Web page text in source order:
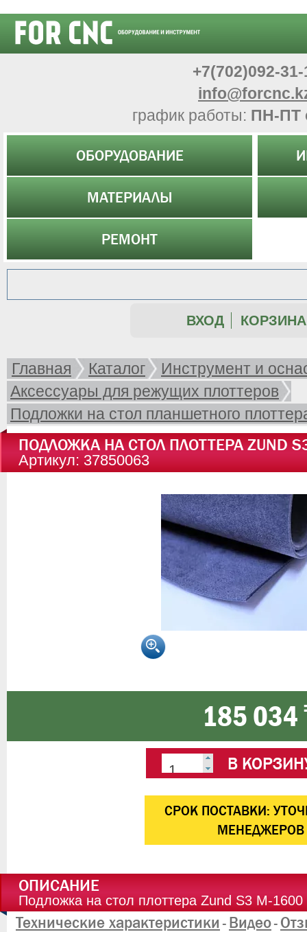
+7(702)092-31-
график работы: ПН-ПТ
ОБОРУДОВАНИЕ
МАТЕРИАЛЫ
РЕМОНТ
ВХОД КОРЗИНА
Главная Каталог
Инструмент и
Аксессуары для режущих плоттеров
Подложки на стол планшетного
ПОДЛОЖКА НА СТОЛ ПЛОТТЕРА ZUND
Артикул: 37850063
185 034
В
CРОК ПОСТАВКИ:
МЕНЕДЖЕРОВ
ОПИСАНИЕ
Подложка на стол плоттера Zund S3 M-1600
Технические характеристики - Видео-